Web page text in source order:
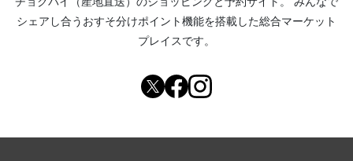
シェアし合う おすそ分けポイント機能を搭載した総合マーケット
プレイスです。